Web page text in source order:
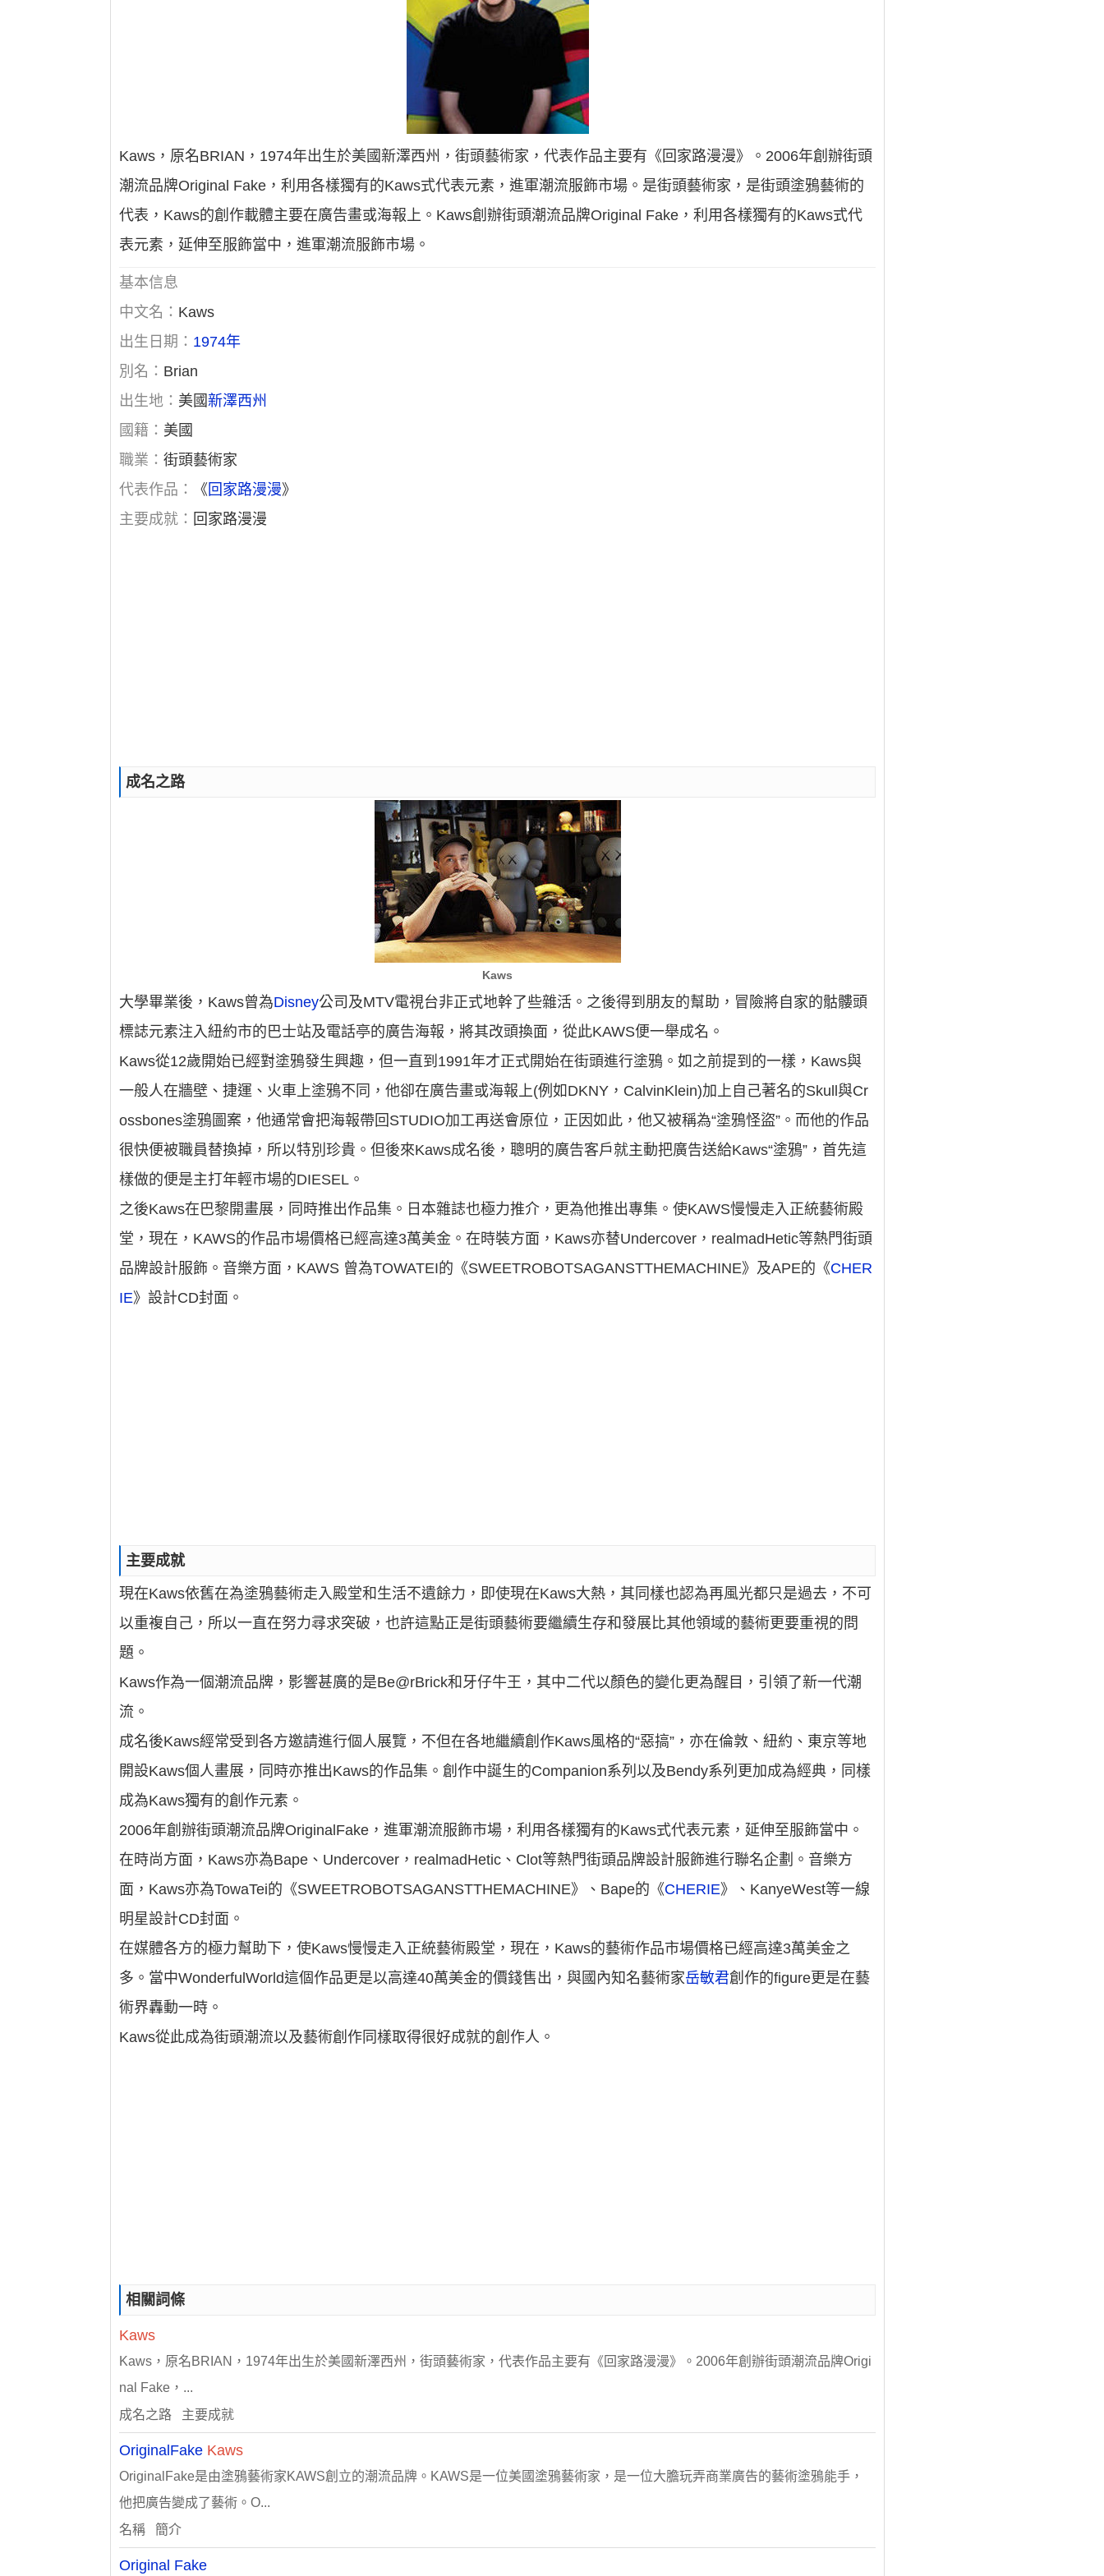
Kaws，原名BRIAN，1974年出生於美國新澤西州，街頭藝術家，代表作品主要有《回家路漫漫》。2006年創辦街頭
潮流品牌Original Fake，利用各樣獨有的Kaws式代表元素，進軍潮流服飾市場。是街頭藝術家，是街頭塗鴉藝術的
代表，Kaws的創作載體主要在廣告畫或海報上。Kaws創辦街頭潮流品牌Original Fake，利用各樣獨有的Kaws式代
表元素，延伸至服飾當中，進軍潮流服飾市場。
基本信息
中文名： Kaws
出生日期： 1974年
別名： Brian
出生地： 美國新澤西州
國籍： 美國
職業：街頭藝術家
代表作品：
《 回家路漫漫》
主要成就： 回家路漫漫
成名之路
Kaws
大學畢業後，Kaws曾為Disney公司及MTV電視台非正式地幹了些雜活。之後得到朋友的幫助，冒險將自家的骷髏頭
標誌元素注入紐約市的巴士站及電話亭的廣告海報，將其改頭換面，從此KAWS便一舉成名。
Kaws從12歲開始已經對塗鴉發生興趣，但一直到1991年才正式開始在街頭進行塗鴉。如之前提到的一樣，Kaws與
一般人在牆壁、捷運、火車上塗鴉不同，他卻在廣告畫或海報上(例如DKNY，CalvinKlein)加上自己著名的Skull與Cr
ossbones塗鴉圖案，他通常會把海報帶回STUDIO加工再送會原位，正因如此，他又被稱為“塗鴉怪盜”。而他的作品
很快便被職員替換掉，所以特別珍貴。但後來Kaws成名後，聰明的廣告客戶就主動把廣告送給Kaws“塗鴉”，首先這
樣做的便是主打年輕市場的DIESEL。
之後Kaws在巴黎開畫展，同時推出作品集。日本雜誌也極力推介，更為他推出專集。使KAWS慢慢走入正統藝術殿
堂，現在，KAWS的作品市場價格已經高達3萬美金。在時裝方面，Kaws亦替Undercover，realmadHetic等熱門街頭
品牌設計服飾。音樂方面，KAWS 曾為TOWATEI的《SWEETROBOTSAGANSTTHEMACHINE》及APE的《CHER
IE》設計CD封面。
主要成就
現在Kaws依舊在為塗鴉藝術走入殿堂和生活不遺餘力，即使現在Kaws大熱，其同樣也認為再風光都只是過去，不可
以重複自己，所以一直在努力尋求突破，也許這點正是街頭藝術要繼續生存和發展比其他領域的藝術更要重視的問
題。
Kaws作為一個潮流品牌，影響甚廣的是Be@rBrick和牙仔牛王，其中二代以顏色的變化更為醒目，引領了新一代潮
流。
成名後Kaws經常受到各方邀請進行個人展覽，不但在各地繼續創作Kaws風格的“惡搞”，亦在倫敦、紐約、東京等地
開設Kaws個人畫展，同時亦推出Kaws的作品集。創作中誕生的Companion系列以及Bendy系列更加成為經典，同樣
成為Kaws獨有的創作元素。
2006年創辦街頭潮流品牌OriginalFake，進軍潮流服飾市場，利用各樣獨有的Kaws式代表元素，延伸至服飾當中。
在時尚方面，Kaws亦為Bape、Undercover，realmadHetic、Clot等熱門街頭品牌設計服飾進行聯名企劃。音樂方
面，Kaws亦為TowaTei的《SWEETROBOTSAGANSTTHEMACHINE》、Bape的《CHERIE》、KanyeWest等一線
明星設計CD封面。
在媒體各方的極力幫助下，使Kaws慢慢走入正統藝術殿堂，現在，Kaws的藝術作品市場價格已經高達3萬美金之
多。當中WonderfulWorld這個作品更是以高達40萬美金的價錢售出，與國內知名藝術家岳敏君創作的figure更是在藝
術界轟動一時。
Kaws從此成為街頭潮流以及藝術創作同樣取得很好成就的創作人。
相關詞條
Kaws
Kaws，原名BRIAN，1974年出生於美國新澤西州，街頭藝術家，代表作品主要有《回家路漫漫》。2006年創辦街頭潮流品牌Origi
nal Fake，...
成名之路 主要成就
OriginalFake Kaws
OriginalFake是由塗鴉藝術家KAWS創立的潮流品牌。KAWS是一位美國塗鴉藝術家，是一位大膽玩弄商業廣告的藝術塗鴉能手，
他把廣告變成了藝術。O...
名稱 簡介
Original Fake